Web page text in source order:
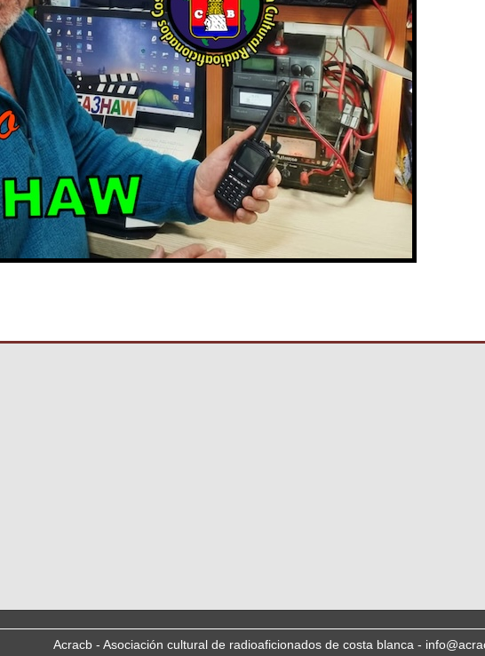
Acracb - Asociación cultural de radioaficionados de costa blanca -